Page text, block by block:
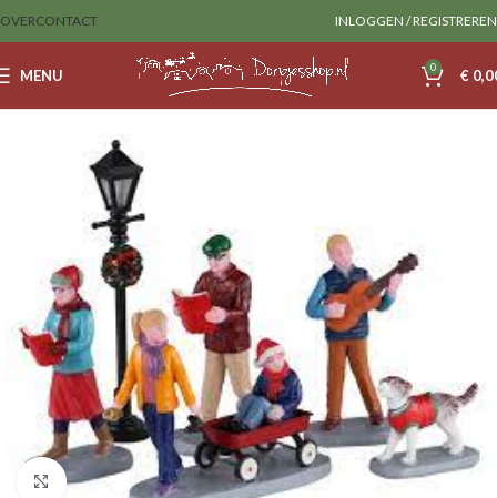
OVERCONTACT INLOGGEN / REGISTREREN
MENU 0 €
Klik om te vergroten